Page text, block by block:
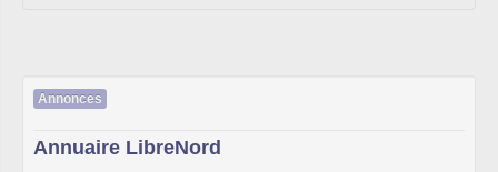
Annonces
Annuaire LibreNord